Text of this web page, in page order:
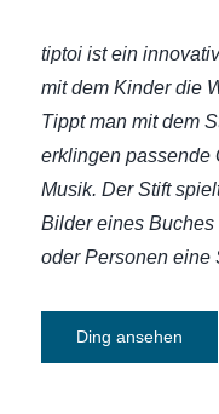
tiptoi ist ein
mit dem Kinder die
Tippt man mit dem
erklingen passende
Musik. Der Stift
Bilder eines
oder Personen eine
Ding ansehen